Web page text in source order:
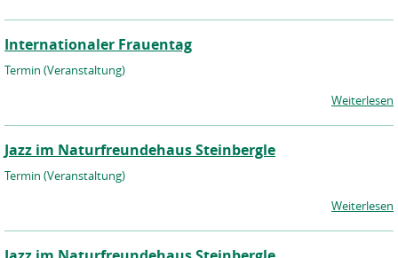
Internationaler Frauentag
Termin (Veranstaltung)
Weiterlesen
Jazz im Naturfreundehaus Steinbergle
Termin (Veranstaltung)
Weiterlesen